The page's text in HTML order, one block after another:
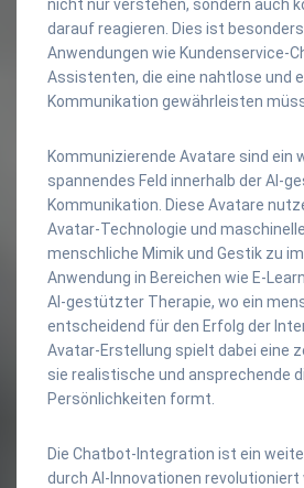
nicht nur verstehen, sondern auch
darauf reagieren. Dies ist
Anwendungen wie Kundenservice-
Assistenten, die eine nahtlose und
Kommunikation gewährleisten
Kommunizierende Avatare sind ein
spannendes Feld innerhalb der AI-
Kommunikation. Diese Avatare
Avatar-Technologie und
menschliche Mimik und Gestik zu
Anwendung in Bereichen wie E-
AI-gestützter Therapie, wo ein
entscheidend für den Erfolg der
Avatar-Erstellung spielt dabei eine
sie realistische und ansprechende
Persönlichkeiten formt.
Die Chatbot-Integration ist ein
durch AI-Innovationen revolutioniert